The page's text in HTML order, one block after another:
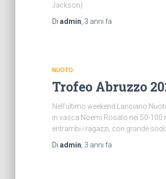
Jackson)
Di admin 3 anni fa
NUOTO
Trofeo Abruzzo
Nell’ultimo weekend Lanciano
in vasca Noemi Rosato nei 50-100
entrambi i ragazzi, con grande
Di admin 3 anni fa